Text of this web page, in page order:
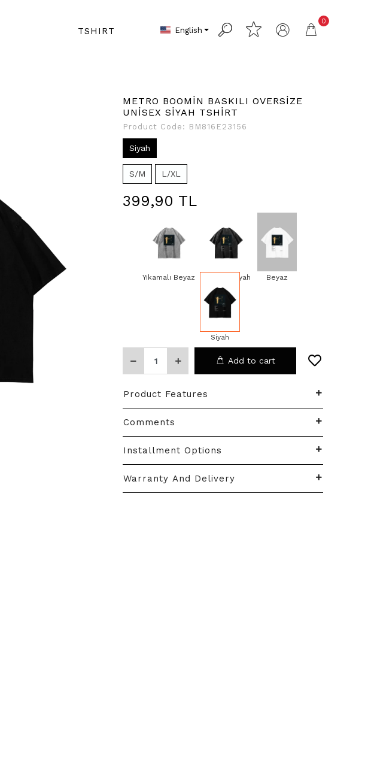
TSHIRT English
0
METRO BOOMİN BASKILI OVERSİZE
UNİSEX SİYAH TSHİRT
Product Code: BM816E23156
Siyah
S/M L/XL
399,90 TL
Yıkamalı Beyaz Yıkamalı Siyah Beyaz
Siyah
Add to cart
Product Features
Comments
Installment Options
Warranty And Delivery